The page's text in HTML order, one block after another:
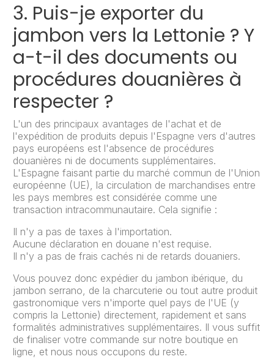
3. Puis-je exporter du
jambon vers la Lettonie ? Y
a-t-il des documents ou
procédures douanières à
respecter ?
L'un des principaux avantages de l'achat et de
l'expédition de produits depuis l'Espagne vers d'autres
pays européens est l'absence de procédures
douanières ni de documents supplémentaires.
L'Espagne faisant partie du marché commun de l'Union
européenne (UE), la circulation de marchandises entre
les pays membres est considérée comme une
transaction intracommunautaire. Cela signifie :
Il n'y a pas de taxes à l'importation.
Aucune déclaration en douane n'est requise.
Il n'y a pas de frais cachés ni de retards douaniers.
Vous pouvez donc expédier du jambon ibérique, du
jambon serrano, de la charcuterie ou tout autre produit
gastronomique vers n'importe quel pays de l'UE (y
compris la Lettonie) directement, rapidement et sans
formalités administratives supplémentaires. Il vous suffit
de finaliser votre commande sur notre boutique en
ligne, et nous nous occupons du reste.